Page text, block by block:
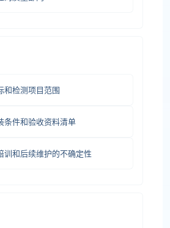
和检测项目范围
条件和验收资料清单
训和后续维护的不确定性